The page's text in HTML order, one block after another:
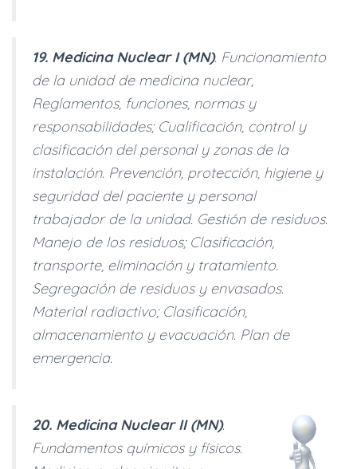
19. Medicina Nuclear I (MN). Funcionamiento
de la unidad de medicina nuclear,
Reglamentos, funciones, normas y
responsabilidades; Cualificación, control y
clasificación del personal y zonas de la
instalación. Prevención, protección, higiene y
seguridad del paciente y personal
trabajador de la unidad. Gestión de residuos.
Manejo de los residuos; Clasificación,
transporte, eliminación y tratamiento.
Segregación de residuos y envasados.
Material radiactivo; Clasificación,
almacenamiento y evacuación. Plan de
emergencia.
20. Medicina Nuclear II (MN).
Fundamentos químicos y físicos.